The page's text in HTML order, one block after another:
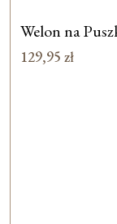
Welon na
129,95 zł